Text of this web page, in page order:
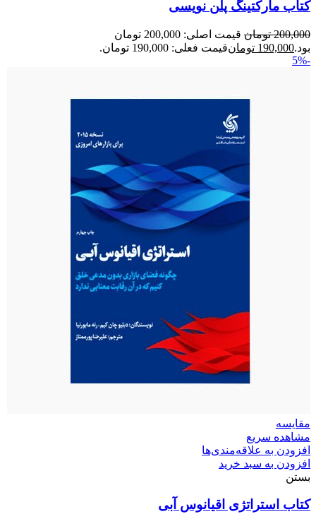
کتاب مارکتینگ پلن نویسی
200,000 تومان
قیمت اصلی: 200,000 تومان
بود.190,000 تومانقیمت فعلی: 190,000 تومان.
-5%
مقایسه
مشاهده سریع
افزودن به علاقه‌مندی‌ها
افزودن به سبد خرید
بستن
کتاب استراتژی اقیانوس آبی